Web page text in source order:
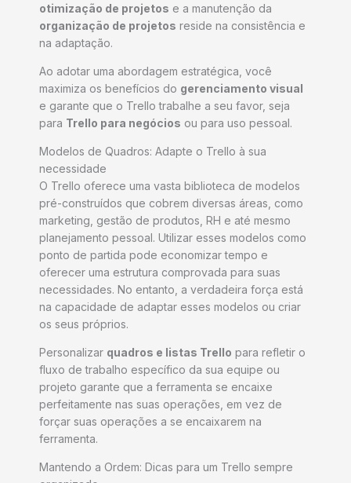
otimização de projetos e a manutenção da
organização de projetos reside na consistência e
na adaptação.
Ao adotar uma abordagem estratégica, você
maximiza os benefícios do gerenciamento visual
e garante que o Trello trabalhe a seu favor, seja
para Trello para negócios ou para uso pessoal.
Modelos de Quadros: Adapte o Trello à sua
necessidade
O Trello oferece uma vasta biblioteca de modelos
pré-construídos que cobrem diversas áreas, como
marketing, gestão de produtos, RH e até mesmo
planejamento pessoal. Utilizar esses modelos como
ponto de partida pode economizar tempo e
oferecer uma estrutura comprovada para suas
necessidades. No entanto, a verdadeira força está
na capacidade de adaptar esses modelos ou criar
os seus próprios.
Personalizar quadros e listas Trello para refletir o
fluxo de trabalho específico da sua equipe ou
projeto garante que a ferramenta se encaixe
perfeitamente nas suas operações, em vez de
forçar suas operações a se encaixarem na
ferramenta.
Mantendo a Ordem: Dicas para um Trello sempre